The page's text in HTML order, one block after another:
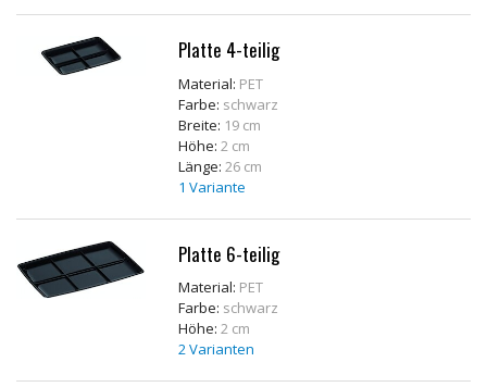
Platte 4-teilig
Material: PET
Farbe: schwarz
Breite: 19 cm
Höhe:2 cm
Länge:26 cm
1 Variante
Platte 6-teilig
Material: PET
Farbe: schwarz
Höhe:2 cm
2 Varianten